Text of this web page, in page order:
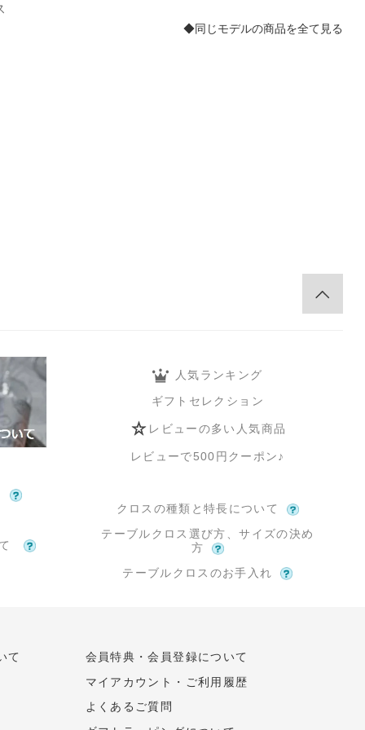
◆同じモデルの商品を全て見る
人気ランキング
ギフトセレクション
レビューの多い人気商品
レビューで500円クーポン♪
クロスの種類と特長について
テーブルクロス選び方、サイズの決め
方
テーブルクロスのお手入れ
て 会員特典・会員登録について
マイアカウント・ご利用履歴
よくあるご質問